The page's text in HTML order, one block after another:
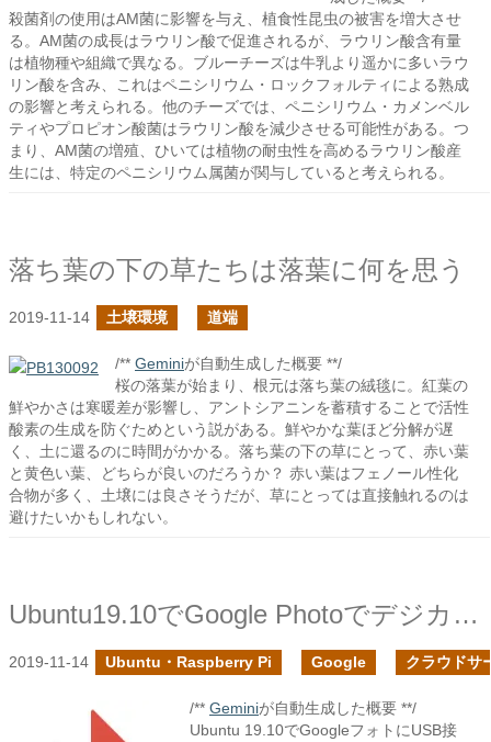
殺菌剤の使用はAM菌に影響を与え、植食性昆虫の被害を増大させ
る。AM菌の成長はラウリン酸で促進されるが、ラウリン酸含有量
は植物種や組織で異なる。ブルーチーズは牛乳より遥かに多いラウ
リン酸を含み、これはペニシリウム・ロックフォルティによる熟成
の影響と考えられる。他のチーズでは、ペニシリウム・カメンベル
ティやプロピオン酸菌はラウリン酸を減少させる可能性がある。つ
まり、AM菌の増殖、ひいては植物の耐虫性を高めるラウリン酸産
生には、特定のペニシリウム属菌が関与していると考えられる。
落ち葉の下の草たちは落葉に何を思う
2019-11-14 土壌環境 道端
/** Geminiが自動生成した概要 **/
桜の落葉が始まり、根元は落ち葉の絨毯に。紅葉の
鮮やかさは寒暖差が影響し、アントシアニンを蓄積することで活性
酸素の生成を防ぐためという説がある。鮮やかな葉ほど分解が遅
く、土に還るのに時間がかかる。落ち葉の下の草にとって、赤い葉
と黄色い葉、どちらが良いのだろうか？ 赤い葉はフェノール性化
合物が多く、土壌には良さそうだが、草にとっては直接触れるのは
避けたいかもしれない。
Ubuntu19.10でGoogle Photoでデジカメの画像のアップロードがエラーになる時の対応
2019-11-14 Ubuntu・Raspberry Pi Google クラウドサ
/** Geminiが自動生成した概要 **/
Ubuntu 19.10でGoogleフォトにUSB接